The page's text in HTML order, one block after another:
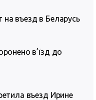
въезд в Беларусь
в’їзд до
въезд Ирине